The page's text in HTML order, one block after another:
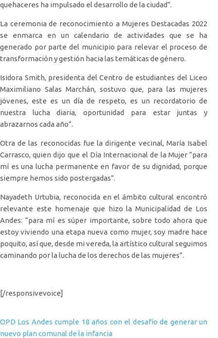
quehaceres ha impulsado el desarrollo de la ciudad”.
La ceremonia de reconocimiento a Mujeres Destacadas 2022
se enmarca en un calendario de actividades que se ha
generado por parte del municipio para relevar el proceso de
transformación y gestión hacia las temáticas de género.
Isidora Smith, presidenta del Centro de estudiantes del Liceo
Maximiliano Salas Marchán, sostuvo que, para las mujeres
jóvenes, este es un día de respeto, es un recordatorio de
nuestra lucha diaria, oportunidad para estar juntas y
abrazarnos cada año”.
Otra de las reconocidas fue la dirigente vecinal, María Isabel
Carrasco, quien dijo que el Día Internacional de la Mujer “para
mí es una lucha permanente en favor de su dignidad, porque
siempre hemos sido postergadas”.
Nayadeth Urtubia, reconocida en el ámbito cultural encontró
relevante este homenaje que hizo la Municipalidad de Los
Andes: “para mí es súper importante, sobre todo ahora que
estoy viviendo una etapa nueva como mujer, soy madre hace
poquito, así que, desde mi vereda, la artístico cultural seguimos
caminando por la lucha de los derechos de las mujeres”.
[/responsivevoice]
Navegación de entradas
OPD Los Andes cumple 18 años con el desafío de generar un
nuevo plan comunal de la infancia